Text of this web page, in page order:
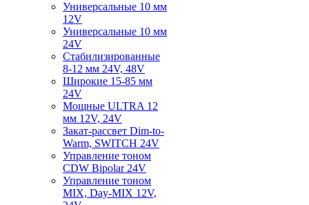
Универсальные 10 мм
12V
Универсальные 10 мм
24V
Стабилизированные
8-12 мм 24V, 48V
Широкие 15-85 мм
24V
Мощные ULTRA 12
мм 12V, 24V
Закат-рассвет Dim-to-
Warm, SWITCH 24V
Управление тоном
CDW Bipolar 24V
Управление тоном
MIX, Day-MIX 12V,